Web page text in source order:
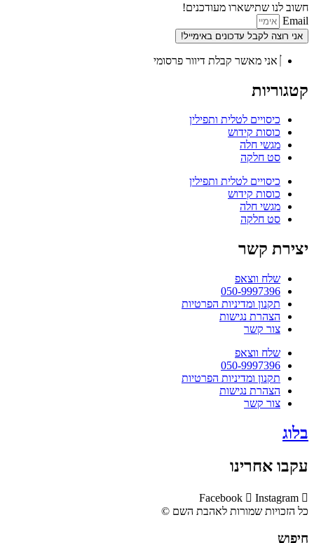
חשוב לנו שתישארו מעודכנים!
Email
אני רוצה לקבל עדכונים באימייל!
אני מאשר קבלת דיוור פרסומי
קטגוריות
כיסויים לטלית ותפילין
כוסות קידוש
מגשי חלה
סט חלקה
כיסויים לטלית ותפילין
כוסות קידוש
מגשי חלה
סט חלקה
יצירת קשר
שלח ווצאפ
050-9997396
תקנון ומדיניות הפרטיות
הצהרת נגישות
צור קשר
שלח ווצאפ
050-9997396
תקנון ומדיניות הפרטיות
הצהרת נגישות
צור קשר
בלוג
עקבו אחרינו
Facebook
Instagram
כל הזכויות שמורות לאהבת השם ©​
חיפוש